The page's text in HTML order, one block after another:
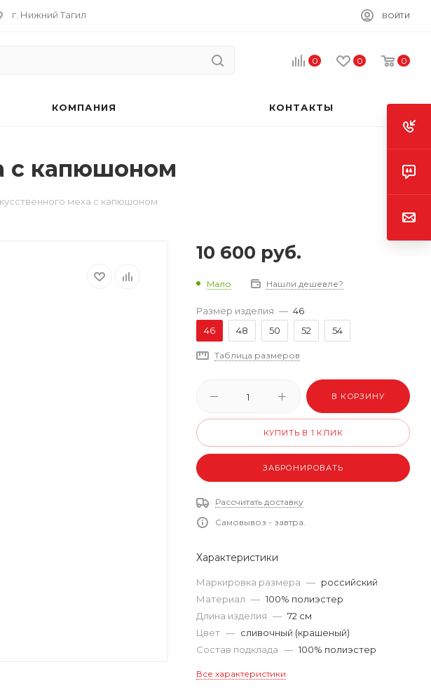
г. Нижний Тагил ВОЙТИ
0 0 0
КОМПАНИЯ КОНТАКТЫ
с капюшоном
меха с капюшоном
10 600 руб.
Мало Нашли дешевле?
Размер изделия — 46
46
48 50 52 54
Таблица размеров
В КОРЗИНУ
КУПИТЬ В 1 КЛИК
ЗАБРОНИРОВАТЬ
Рассчитать доставку
Самовывоз - завтра.
Характеристики
Маркировка размера — российский
Материал — 100% полиэстер
Длина изделия — 72 см
Цвет — сливочный (крашеный)
Состав подклада — 100% полиэстер
Все характеристики